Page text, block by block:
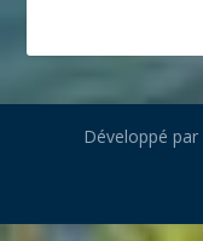
Développé par